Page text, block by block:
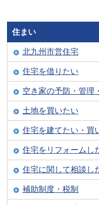
住まい
北九州市営住宅
住宅を借りたい
空き家の予防・管理
土地を買いたい
住宅を建てたい・買
住宅をリフォームし
住宅に関して相談し
補助制度・税制